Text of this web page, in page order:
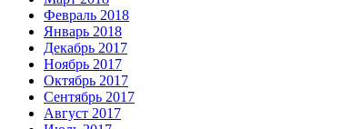
Февраль 2018
Январь 2018
Декабрь 2017
Ноябрь 2017
Октябрь 2017
Сентябрь 2017
Август 2017